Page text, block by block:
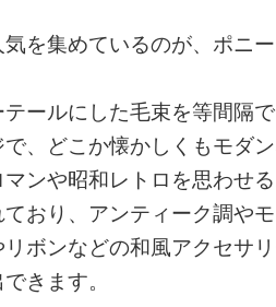
を集めているのが、ポニ
テールにした毛束を等間隔
で、どこか懐かしくもモダ
マンや昭和レトロを思わせ
ており、アンティーク調や
リボンなどの和風アクセサ
きます。